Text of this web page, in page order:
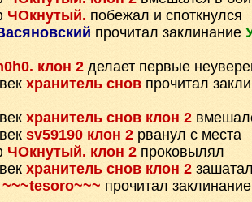
ЧОкнутый. побежал и споткнулся
прочитал заклинание
клон 2 делает первые
хранитель снов прочитал
хранитель снов клон 2
sv59190 клон 2 рванул с места
ЧОкнутый. клон 2 проковылял
хранитель снов клон 2
~~~tesoro~~~ прочитал